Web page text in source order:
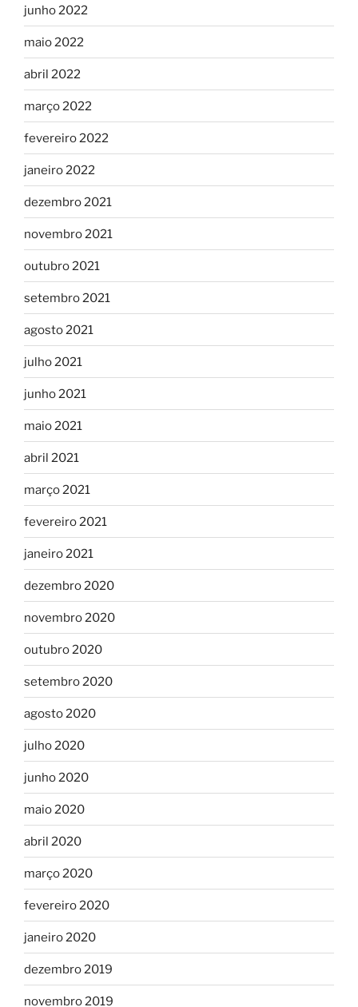
junho 2022
maio 2022
abril 2022
março 2022
fevereiro 2022
janeiro 2022
dezembro 2021
novembro 2021
outubro 2021
setembro 2021
agosto 2021
julho 2021
junho 2021
maio 2021
abril 2021
março 2021
fevereiro 2021
janeiro 2021
dezembro 2020
novembro 2020
outubro 2020
setembro 2020
agosto 2020
julho 2020
junho 2020
maio 2020
abril 2020
março 2020
fevereiro 2020
janeiro 2020
dezembro 2019
novembro 2019